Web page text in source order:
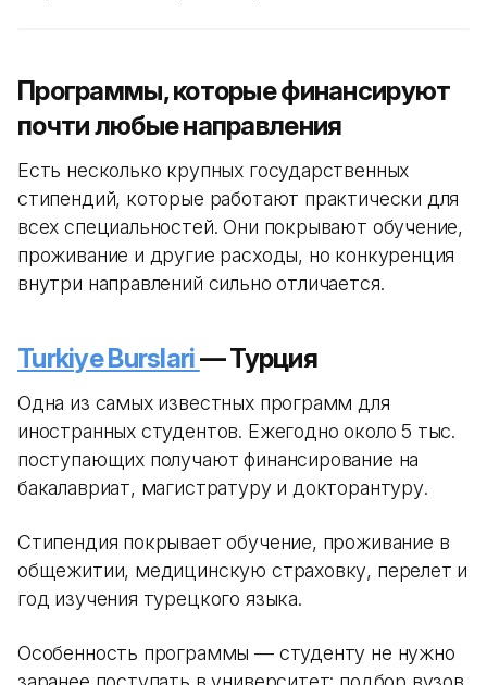
Программы, которые финансируют
почти любые направления
Есть несколько крупных государственных
стипендий, которые работают практически для
всех специальностей. Они покрывают обучение,
проживание и другие расходы, но конкуренция
внутри направлений сильно отличается.
Turkiye Burslari— Турция
Одна из самых известных программ для
иностранных студентов. Ежегодно около 5 тыс.
поступающих получают финансирование на
бакалавриат, магистратуру и докторантуру.
Стипендия покрывает обучение, проживание в
общежитии, медицинскую страховку, перелет и
год изучения турецкого языка.
Особенность программы — студенту не нужно